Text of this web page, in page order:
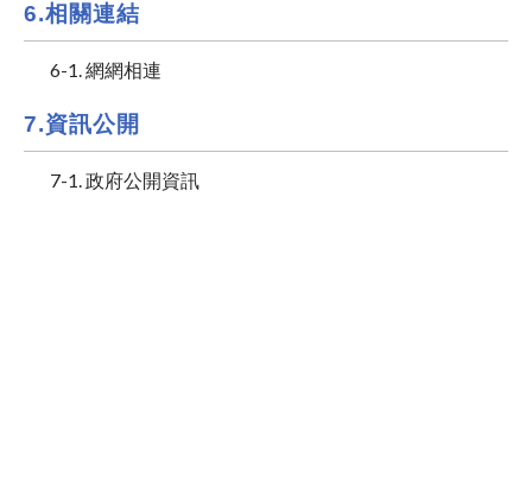
6.相關連結
6-1. 網網相連
7.資訊公開
7-1. 政府公開資訊